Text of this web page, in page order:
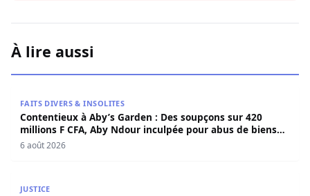
À lire aussi
FAITS DIVERS & INSOLITES
Contentieux à Aby’s Garden : Des soupçons sur 420
millions F CFA, Aby Ndour inculpée pour abus de biens
sociaux
6 août 2026
JUSTICE